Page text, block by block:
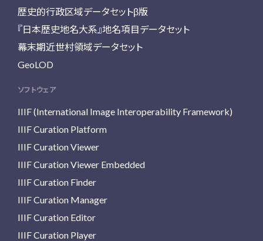
歴史的行政区域データセットβ版
『日本歴史地名大系』地名項目データセット
幕末期近世村領域データセット
GeoLOD
ソフトウェア
IIIF (International Image Interoperability Framework)
IIIF Curation Platform
IIIF Curation Viewer
IIIF Curation Viewer Embedded
IIIF Curation Finder
IIIF Curation Manager
IIIF Curation Editor
IIIF Curation Player